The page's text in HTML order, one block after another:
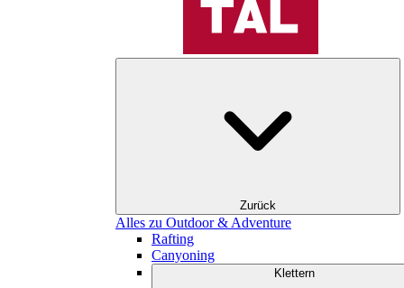
Zurück
Alles zu Outdoor & Adventure
Rafting
Canyoning
Klettern